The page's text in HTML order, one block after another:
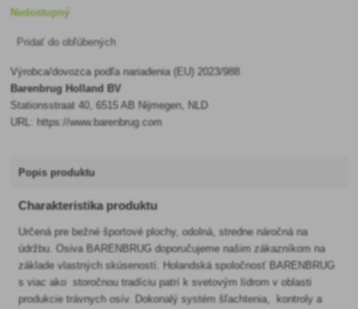
Nedostupný
Pridať do obľúbených
Výrobca/dovozca podľa nariadenia (EU) 2023/988
Barenbrug Holland BV
Stationsstraat 40, 6515 AB Nijmegen, NLD
URL: https://www.barenbrug.com
Popis produktu
Charakteristika produktu
Určená pre bežné športové plochy, odolná, stredne náročná na
údržbu. Osiva BARENBRUG doporučujeme našim zákazníkom na
základe vlastných skúseností. Holandská spoločnosť BARENBRUG
s viac ako storočnou tradíciu patrí k svetovým lídrom v oblasti
produkcie trávnych osív. Dokonalý systém šľachtenia, kontroly a